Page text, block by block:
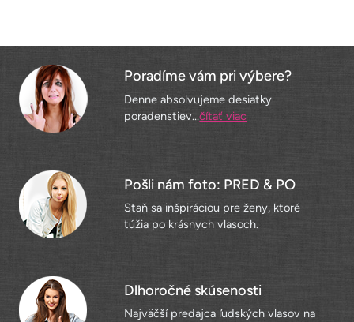
Poradíme vám pri výbere?
Denne absolvujeme desiatky
poradenstiev...čítať viac
Pošli nám foto: PRED & PO
Staň sa inšpiráciou pre ženy, ktoré
túžia po krásnych vlasoch.
Dlhoročné skúsenosti
Najväčší predajca ľudských vlasov na